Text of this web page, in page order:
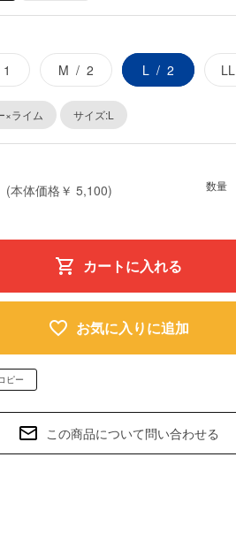
1 M 2 L 2 LL
×ライム サイズ:L
(本体価格￥ 5,100) 数量
カートに入れる
お気に入りに追加
ピー
この商品について問い合わせる